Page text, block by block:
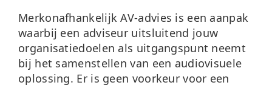
Merkonafhankelijk AV-advies is een aanpak
waarbij een adviseur uitsluitend jouw
organisatiedoelen als uitgangspunt neemt
bij het samenstellen van een audiovisuele
oplossing. Er is geen voorkeur voor een